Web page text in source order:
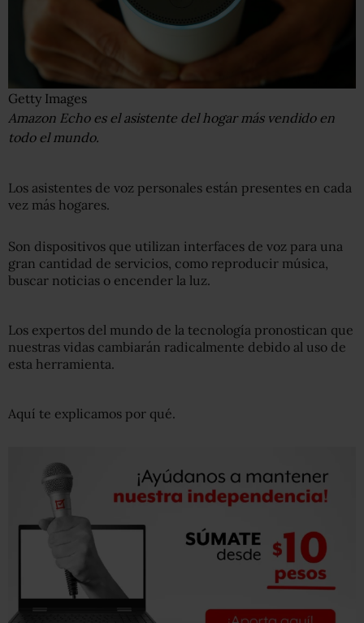
Getty Images
Amazon Echo es el asistente del hogar más vendido en
todo el mundo.
Los asistentes de voz personales están presentes en cada
vez más hogares.
Son dispositivos que utilizan interfaces de voz para una
gran cantidad de servicios, como reproducir música,
buscar noticias o encender la luz.
Los expertos del mundo de la tecnología pronostican que
nuestras vidas cambiarán radicalmente debido al uso de
esta herramienta.
Aquí te explicamos por qué.